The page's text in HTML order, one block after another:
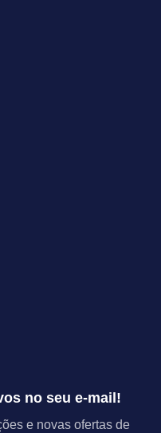
no seu e-mail!
e novas ofertas de